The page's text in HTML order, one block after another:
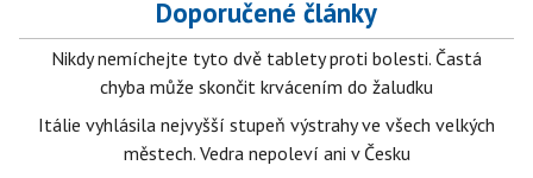
Doporučené články
Nikdy nemíchejte tyto dvě tablety proti bolesti. Častá
chyba může skončit krvácením do žaludku
Itálie vyhlásila nejvyšší stupeň výstrahy ve všech velkých
městech. Vedra nepoleví ani v Česku